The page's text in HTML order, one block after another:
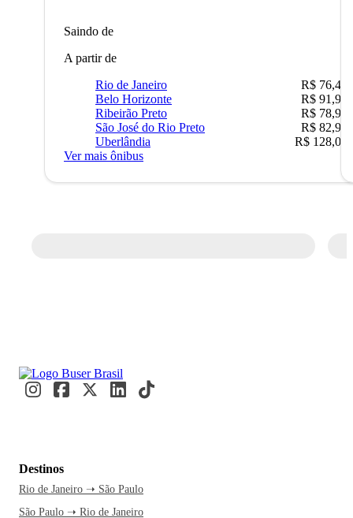
Saindo de
A partir de
Rio de Janeiro
R$ 76,42
Belo Horizonte
R$ 91,90
Ribeirão Preto
R$ 78,90
São José do Rio Preto
R$ 82,90
Uberlândia
R$ 128,05
Ver mais ônibus
Destinos
Rio de Janeiro ➝ São Paulo
São Paulo ➝ Rio de Janeiro